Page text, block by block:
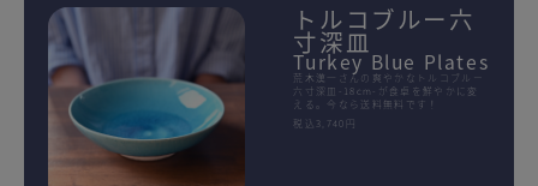
トルコブルー六
寸深皿
Turkey Blue Plates
荒木漢一さんの爽やかなトルコブルー
六寸深皿-18cm-が食卓を鮮やかに変
える。今なら送料無料です！
税込3,740円